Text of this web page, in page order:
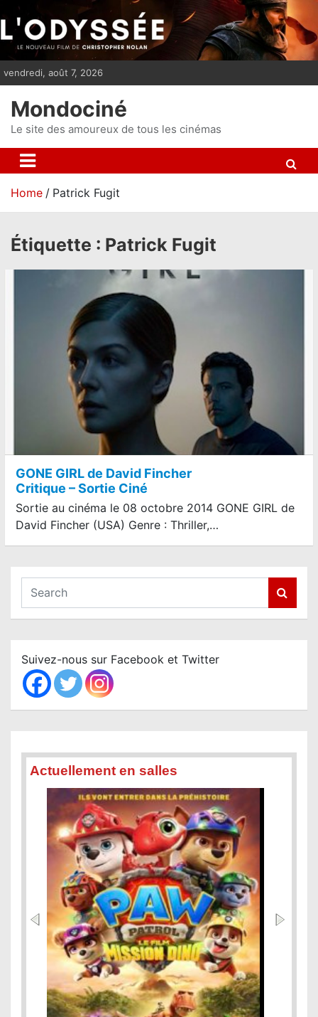
i
p
n
t
vendredi, août 7, 2026
Mondociné
Le site des amoureux de tous les cinémas
Home Patrick Fugit
Étiquette : Patrick Fugit
GONE GIRL de David Fincher
Critique – Sortie Ciné
Sortie au cinéma le 08 octobre 2014 GONE GIRL de
David Fincher (USA) Genre : Thriller,…
a
c
h
Suivez-nous sur Facebook et Twitter
Actuellement en salles